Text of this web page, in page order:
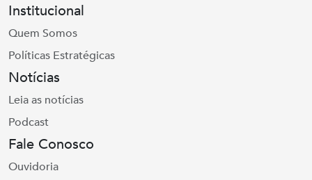
Institucional
Quem Somos
Políticas Estratégicas
Notícias
Leia as notícias
Podcast
Fale Conosco
Ouvidoria